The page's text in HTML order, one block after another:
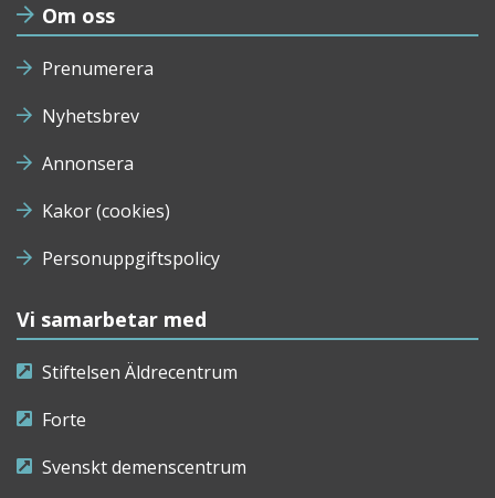
Om oss
Prenumerera
Nyhetsbrev
Annonsera
Kakor (cookies)
Personuppgiftspolicy
Vi samarbetar med
Stiftelsen Äldrecentrum
Forte
Svenskt demenscentrum